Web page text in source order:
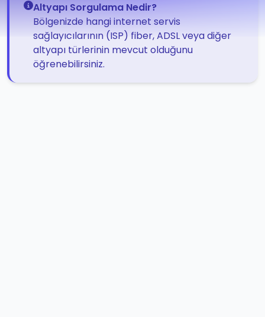
Altyapı Sorgulama Nedir?
Bölgenizde hangi internet servis
sağlayıcılarının (ISP) fiber, ADSL veya diğer
altyapı türlerinin mevcut olduğunu
öğrenebilirsiniz.